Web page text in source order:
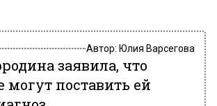
Автор: Юлия Варсегова
заявила, что
могут поставить ей